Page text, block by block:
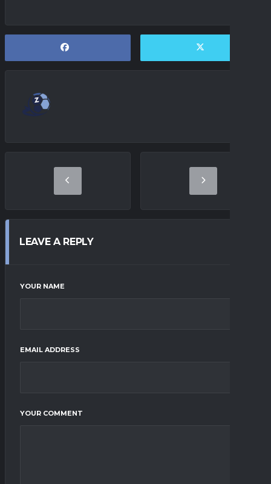
LEAVE A REPLY
YOUR NAME
EMAIL ADDRESS
YOUR COMMENT